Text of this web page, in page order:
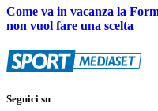
Come va in vacanza la
non vuol fare una scelta
Seguici su